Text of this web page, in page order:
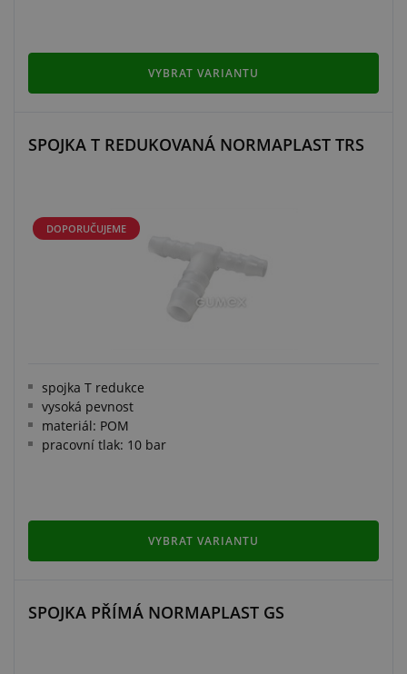
VYBRAT VARIANTU
SPOJKA T REDUKOVANÁ NORMAPLAST TRS
DOPORUČUJEME
spojka T redukce
vysoká pevnost
materiál: POM
pracovní tlak: 10 bar
VYBRAT VARIANTU
SPOJKA PŘÍMÁ NORMAPLAST GS